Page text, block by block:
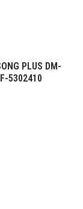
PLUS DM-
5302410